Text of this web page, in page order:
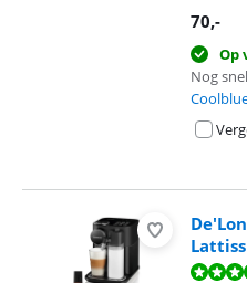
70,-
Op
Nog
Beoordeling is 8,4 van de 10,